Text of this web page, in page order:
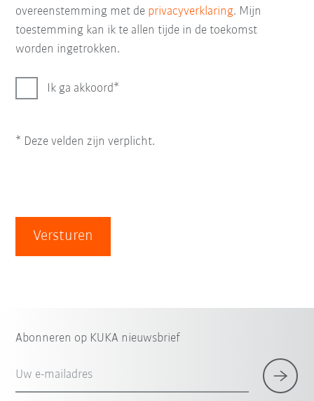
overeenstemming met de privacyverklaring. Mijn
toestemming kan ik te allen tijde in de toekomst
worden ingetrokken.
Ik ga akkoord
* Deze velden zijn verplicht.
Versturen
Abonneren op KUKA nieuwsbrief
Uw e-mailadres